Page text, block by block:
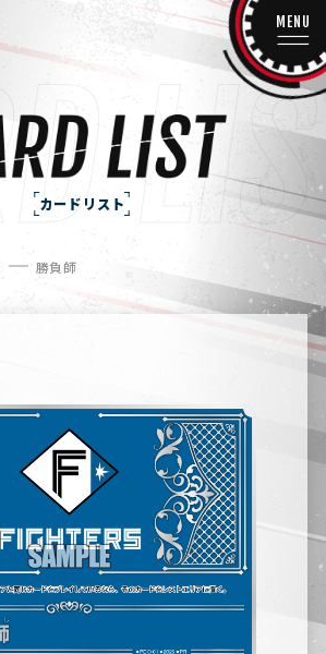
MENU
カードリスト
勝負師